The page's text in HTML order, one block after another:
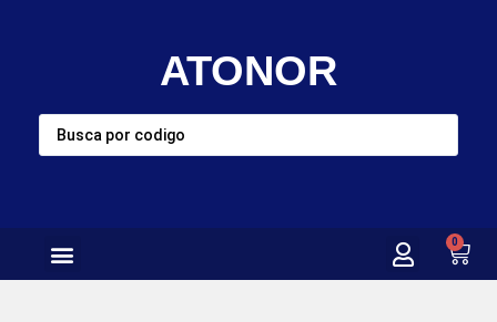
ATONOR
0